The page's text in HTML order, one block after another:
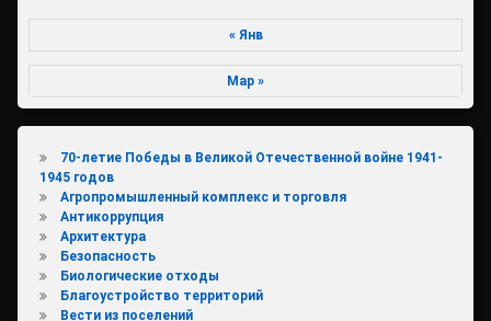
« Янв
Мар »
70-летие Победы в Великой Отечественной войне 1941-
1945 годов
Агропромышленный комплекс и торговля
Антикоррупция
Архитектура
Безопасность
Биологические отходы
Благоустройство территорий
Вести из поселений